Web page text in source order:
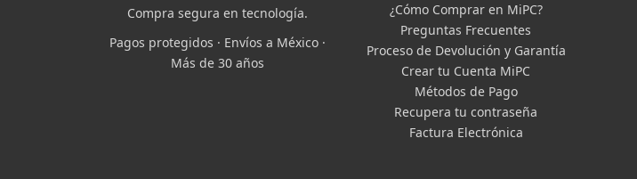
Compra segura en tecnología.
Pagos protegidos · Envíos a México ·
Más de 30 años
¿Cómo Comprar en MiPC?
Preguntas Frecuentes
Proceso de Devolución y Garantía
Crear tu Cuenta MiPC
Métodos de Pago
Recupera tu contraseña
Factura Electrónica